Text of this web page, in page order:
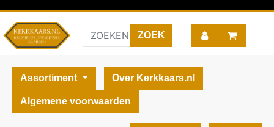
Assortiment Over Kerkkaars.nl
Algemene voorwaarden